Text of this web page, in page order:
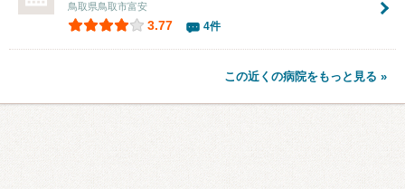
鳥取県鳥取市富安
3.77 4件
この近くの病院をもっと見る »